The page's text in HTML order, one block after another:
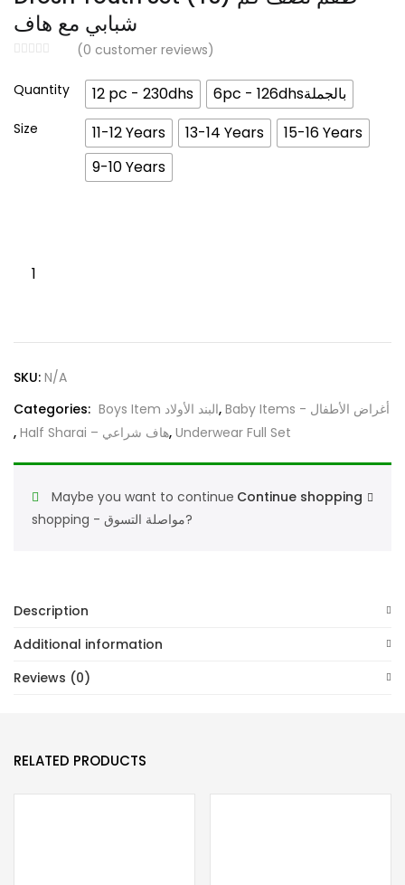
شبابي مع هاف
(0 customer reviews)
Quantity 12 pc - 230dhs 6pc - 126dhsبالجملة
Size 11-12 Years 13-14 Years
15-16 Years
9-10 Years
TShirt&Half
Youth
Set
(YS)
شبابي
SKU: N/A
Categories:
Boys Item البند الأولاد,
Baby Items - أغراض الأطفال
,
Half Sharai – هاف شراعي, Underwear Full Set
Continue shopping
Maybe you want to continue
shopping - مواصلة التسوق?
Description
Additional information
Reviews (0)
RELATED PRODUCTS